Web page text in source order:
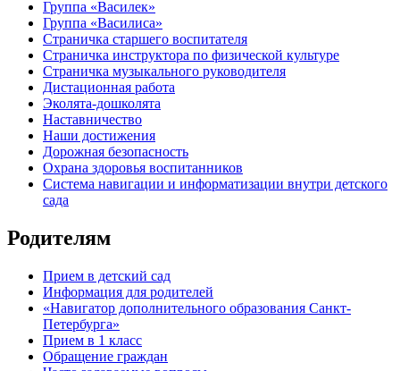
Группа «Василек»
Группа «Василиса»
Страничка старшего воспитателя
Страничка инструктора по физической культуре
Страничка музыкального руководителя
Дистационная работа
Эколята-дошколята
Наставничество
Наши достижения
Дорожная безопасность
Охрана здоровья воспитанников
Система навигации и информатизации внутри детского
сада
Родителям
Прием в детский сад
Информация для родителей
«Навигатор дополнительного образования Санкт-
Петербурга»
Прием в 1 класс
Обращение граждан